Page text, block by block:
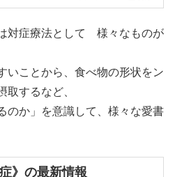
対症療法として 様々なものが
いことから、食べ物の形状をン
取するなど、
のか」を意識して、様々な愛書
》の最新情報